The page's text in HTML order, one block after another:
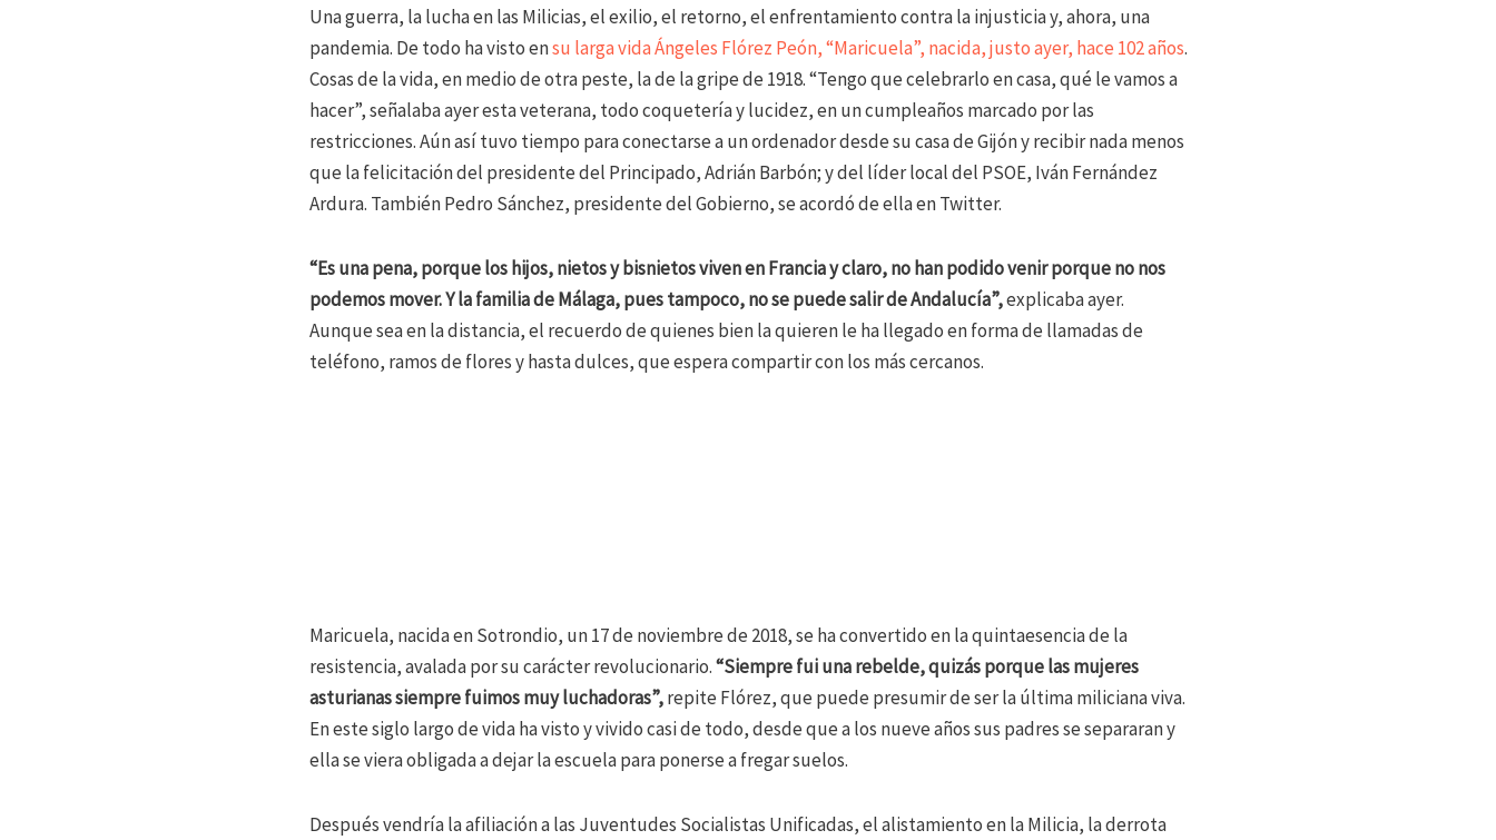
Una guerra, la lucha en las Milicias, el exilio, el retorno, el enfrentamiento contra la injusticia y, ahora, una
pandemia. De todo ha visto ensu larga vida Ángeles Flórez Peón, “Maricuela”, nacida, justo ayer, hace 102 años.
Cosas de la vida, en medio de otra peste, la de la gripe de 1918. “Tengo que celebrarlo en casa, qué le vamos a
hacer”, señalaba ayer esta veterana, todo coquetería y lucidez, en un cumpleaños marcado por las
restricciones. Aún así tuvo tiempo para conectarse a un ordenador desde su casa de Gijón y recibir nada menos
que la felicitación del presidente del Principado, Adrián Barbón; y del líder local del PSOE, Iván Fernández
Ardura. También Pedro Sánchez, presidente del Gobierno, se acordó de ella en Twitter.
“Es una pena, porque los hijos, nietos y bisnietos viven en Francia y claro, no han podido venir porque no nos
podemos mover. Y la familia de Málaga, pues tampoco, no se puede salir de Andalucía”,explicaba ayer.
Aunque sea en la distancia, el recuerdo de quienes bien la quieren le ha llegado en forma de llamadas de
teléfono, ramos de flores y hasta dulces, que espera compartir con los más cercanos.
Maricuela, nacida en Sotrondio, un 17 de noviembre de 2018, se ha convertido en la quintaesencia de la
resistencia, avalada por su carácter revolucionario.“Siempre fui una rebelde, quizás porque las mujeres
asturianas siempre fuimos muy luchadoras”,repite Flórez, que puede presumir de ser la última miliciana viva.
En este siglo largo de vida ha visto y vivido casi de todo, desde que a los nueve años sus padres se separaran y
ella se viera obligada a dejar la escuela para ponerse a fregar suelos.
Después vendría la afiliación a las Juventudes Socialistas Unificadas, el alistamiento en la Milicia, la derrota